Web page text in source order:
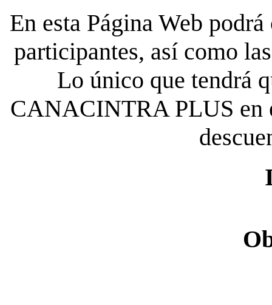
En esta Página Web
participantes, así como
Lo único que tendrá
CANACINTRA PLUS en